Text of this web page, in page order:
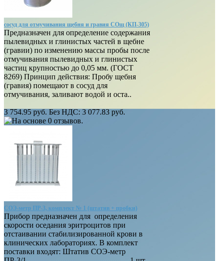
сосуд для отмучивания щебня и гравия СОщ (КП-305)
Предназначен для определение содержания
пылевидных и глинистых частей в щебне
(гравии) по изменению массы пробы после
отмучивания пылевидных и глинистых
частиц крупностью до 0,05 мм. (ГОСТ
8269) Принцип действия: Пробу щебня
(гравия) помещают в сосуд для
отмучивания, заливают водой и оста..
3 754.95 руб.Без НДС: 3 077.83 руб.
СОЭ-метр ПР-3, комплект № 1 (штатив + пробки)
Прибор предназначен для определения
скорости оседания эритроцитов при
отстаивании стабилизированной крови в
клинических лабораториях. В комплект
поставки входят: Штатив СОЭ-метр